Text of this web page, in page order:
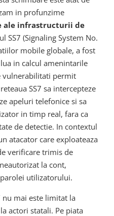
in profunzime
infrastructurii de
SS7 (Signaling System No.
mobile globale, a fost
in calcul amenintarile
vulnerabilitati permit
SS7 sa intercepteze
apeluri telefonice si sa
in timp real, fara ca
de detectie. In contextul
atacator care exploateaza
verificare trimis de
la cont,
utilizatorului.
nu mai este limitat la
actori statali. Pe piata